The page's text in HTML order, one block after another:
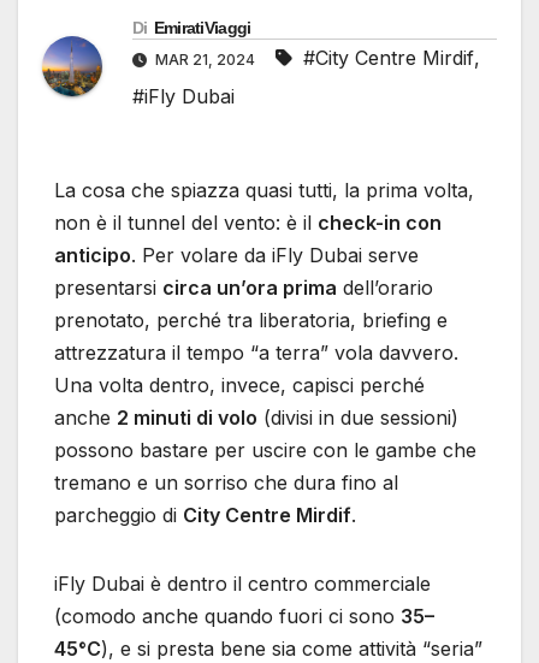
Di EmiratiViaggi
MAR 21, 2024 #City Centre Mirdif,
#iFly Dubai
La cosa che spiazza quasi tutti, la prima volta,
non è il tunnel del vento: è il check-in con
anticipo. Per volare da iFly Dubai serve
presentarsi circa un’ora prima dell’orario
prenotato, perché tra liberatoria, briefing e
attrezzatura il tempo “a terra” vola davvero.
Una volta dentro, invece, capisci perché
anche 2 minuti di volo (divisi in due sessioni)
possono bastare per uscire con le gambe che
tremano e un sorriso che dura fino al
parcheggio di City Centre Mirdif.
iFly Dubai è dentro il centro commerciale
(comodo anche quando fuori ci sono 35–
45°C), e si presta bene sia come attività “seria”